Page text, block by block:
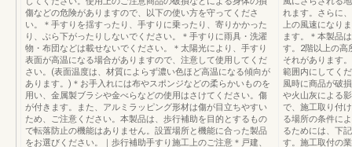
傷などの危険がありますので、以下の使い方を守ってくださ
い。＊手すりを揺すったり、手すりに乗ったり、寄りかかった
り、ぶら下がったりしないでください。＊手すりに雨具・洗濯
物・布団などは載せないでください。＊太陽光により、手すり
表面が高温になる場合がありますので、注意して使用してくだ
さい。(表面温度は、材質によらず濃い色ほど高温になる傾向が
あります。)＊お手入れには布やスポンジなどの柔らかいものを
用い、金属製ブラシや金べらなどの使用はさけてください。傷
が付きます。また、アルミラッピング形材は傷が目立ちやすい
ため、ご注意ください。本製品は、歩行補助を目的とするもの
で転落防止の機能はありません。設置場所と機能に合った製品
をお選びください。｜歩行補助手すり施工上のご注意＊戸建、
れます。さらに
上の風速になり
ます。＊本製品
す。2階以上の高
それがあります
範囲内にしてく
風時に商品が破
や火山灰による
で、施工取り付
る場所の条件に
るためには、下
す。施工取付の